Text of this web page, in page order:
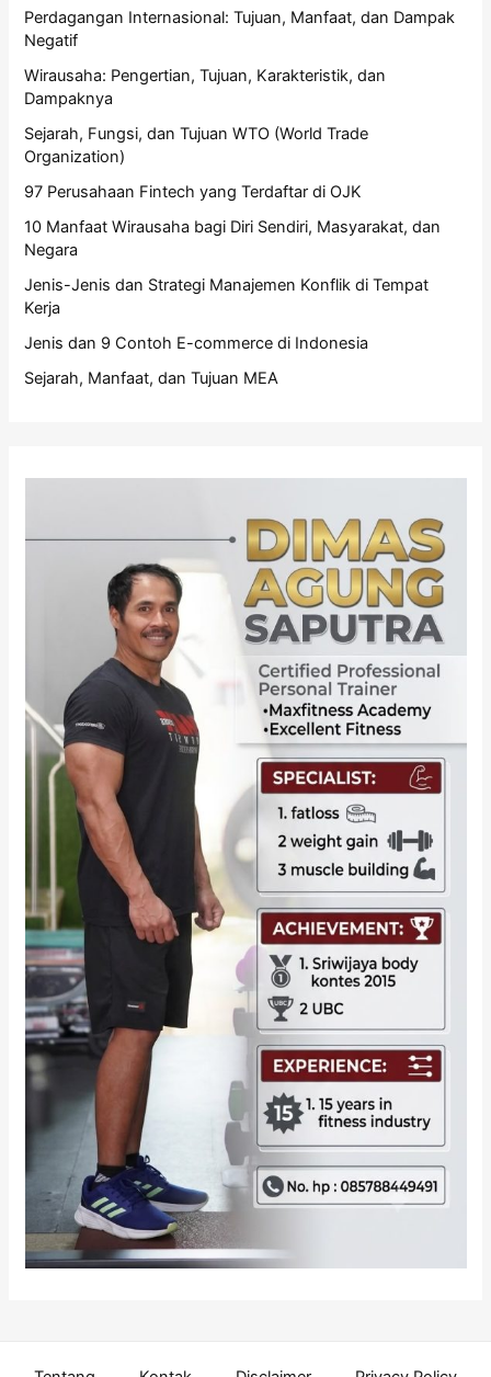
Perdagangan Internasional: Tujuan, Manfaat, dan Dampak
Negatif
Wirausaha: Pengertian, Tujuan, Karakteristik, dan
Dampaknya
Sejarah, Fungsi, dan Tujuan WTO (World Trade
Organization)
97 Perusahaan Fintech yang Terdaftar di OJK
10 Manfaat Wirausaha bagi Diri Sendiri, Masyarakat, dan
Negara
Jenis-Jenis dan Strategi Manajemen Konflik di Tempat
Kerja
Jenis dan 9 Contoh E-commerce di Indonesia
Sejarah, Manfaat, dan Tujuan MEA